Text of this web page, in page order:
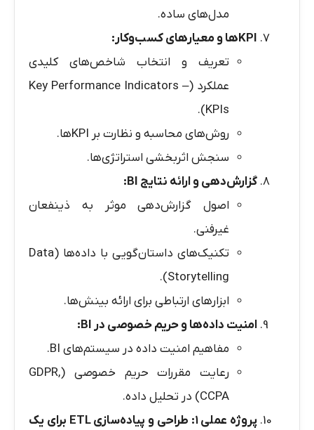
مدل‌های ساده.
KPIها و معیارهای کسب‌وکار:
تعریف و انتخاب شاخص‌های کلیدی
عملکرد (Key Performance Indicators –
KPIs).
روش‌های محاسبه و نظارت بر KPIها.
سنجش اثربخشی استراتژی‌ها.
گزارش‌دهی و ارائه نتایج
اصول گزارش‌دهی موثر به ذینفعان
غیرفنی.
تکنیک‌های داستان‌گویی با داده‌ها (Data
Storytelling).
ابزارهای ارتباطی برای ارائه بینش‌ها.
امنیت داده‌ها و حریم خصوصی در
مفاهیم امنیت داده در سیستم‌های BI.
رعایت مقررات حریم خصوصی (GDPR,
CCPA) در تحلیل داده.
پروژه عملی۱: طراحی و پیاده‌سازیETL
برای یک